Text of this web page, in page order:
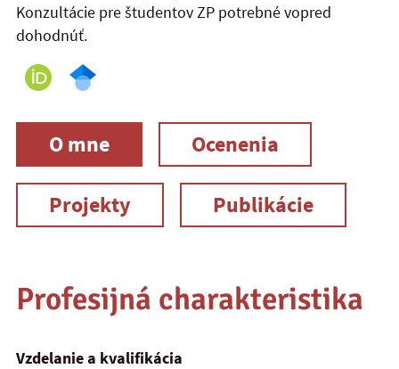
Konzultácie pre študentov ZP potrebné vopred
dohodnúť.
O mne Ocenenia
Projekty Publikácie
Profesijná charakteristika
Vzdelanie a kvalifikácia